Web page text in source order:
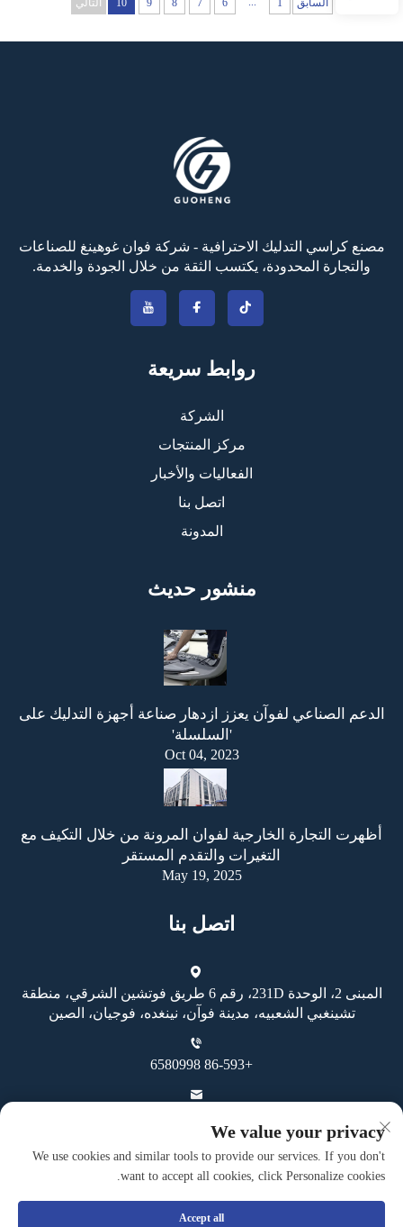
السابق 1
6
7
8
9
10 التالي
مصنع كراسي التدليك الاحترافية - شركة فوان غوهينغ للصناعات
والتجارة المحدودة، يكتسب الثقة من خلال الجودة والخدمة.
روابط سريعة
الشركة
مركز المنتجات
الفعاليات والأخبار
اتصل بنا
المدونة
منشور حديث
الدعم الصناعي لفوآن يعزز ازدهار صناعة أجهزة التدليك على
'السلسلة'
Oct 04, 2023
أظهرت التجارة الخارجية لفوان المرونة من خلال التكيف مع
التغيرات والتقدم المستقر
May 19, 2025
اتصل بنا
المبنى 2، الوحدة 231D، رقم 6 طريق فوتشين الشرقي، منطقة
تشينغبي الشعبيه، مدينة فوآن، نينغده، فوجيان، الصين
+86-593 6580998
We value your privacy
We use cookies and similar tools to provide our services. If you don't
want to accept all cookies, click Personalize cookies.
Accept all